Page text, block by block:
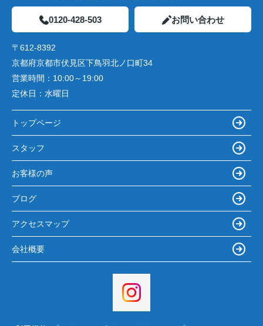
0120-428-503 お問い合わせ
〒612-8392
京都府京都市伏見区下鳥羽北ノ口町34
営業時間： 10:00～19:00
定休日： 水曜日
トップページ
スタッフ
お客様の声
ブログ
アクセスマップ
会社概要